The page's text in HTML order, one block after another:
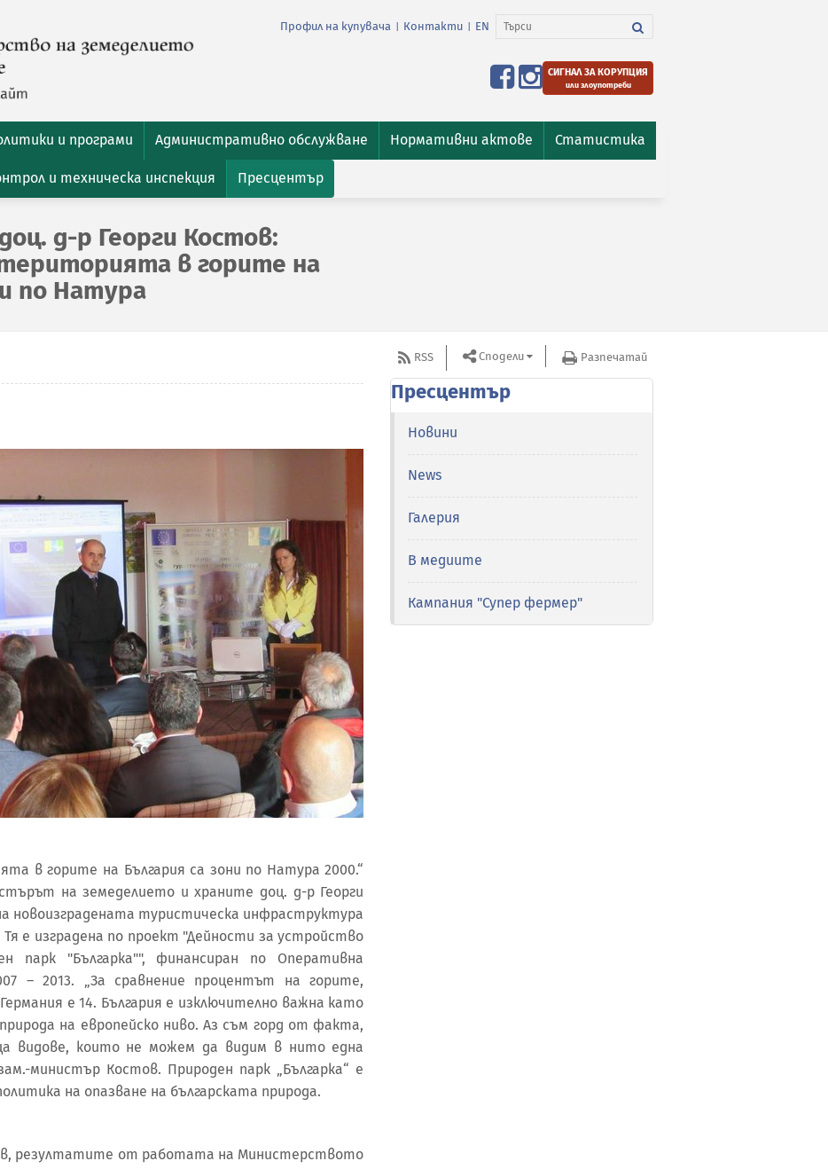
Профил на купувача Контакти EN
СИГНАЛ ЗА КОРУПЦИЯ
или злоупотреби
и програми Административно обслужване Нормативни актове Статистика
и техническа инспекция Пресцентър
д-р Георги Костов:
в горите на
по Натура
в горите на България са зони по Натура 2000.“
на земеделието и храните доц. д-р Георги
новоизградената туристическа инфраструктура
Тя е изградена по проект "Дейности за устройство
парк "Българка"", финансиран по Оперативна
– 2013. „За сравнение процентът на горите,
е 14. България е изключително важна като
на европейско ниво. Аз съм горд от факта,
видове, които не можем да видим в нито една
министър Костов. Природен парк „Българка“ е
на опазване на българската природа.
резултатите от работата на Министерството
RSS Сподели Разпечатай
Пресцентър
Новини
News
Галерия
В медиите
Кампания "Супер фермер"